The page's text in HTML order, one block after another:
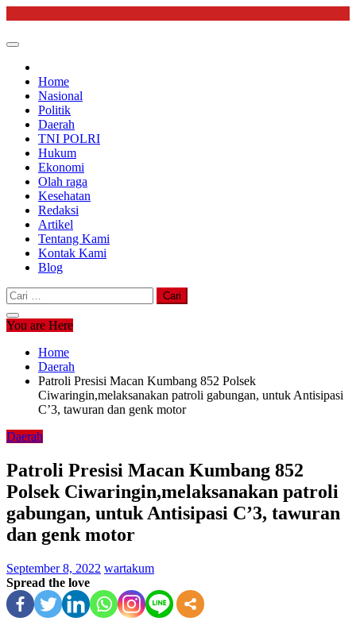
content
Home
Nasional
Politik
Daerah
TNI POLRI
Hukum
Ekonomi
Olah raga
Kesehatan
Redaksi
Artikel
Tentang Kami
Kontak Kami
Blog
Cari
untuk:
You are Here
Home
Daerah
Patroli Presisi Macan Kumbang 852 Polsek
Ciwaringin,melaksanakan patroli gabungan, untuk Antisipasi
C’3, tawuran dan genk motor
Daerah
Patroli Presisi Macan Kumbang 852
Polsek Ciwaringin,melaksanakan patroli
gabungan, untuk Antisipasi C’3, tawuran
dan genk motor
September 8, 2022 wartakum
Spread the love